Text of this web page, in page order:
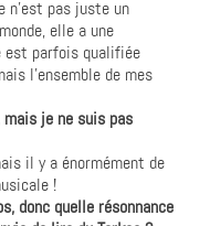
n’est pas juste un
elle a une
est parfois qualifiée
l’ensemble de mes
je ne suis pas
il y a énormément de
!
donc quelle résonnance